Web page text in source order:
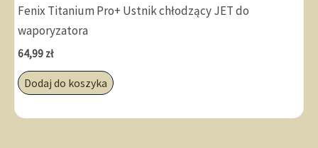
Fenix Titanium Pro+ Ustnik chłodzący JET do
waporyzatora
64,99 zł
Dodaj do koszyka